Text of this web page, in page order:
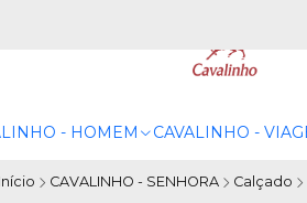
- HOMEM CAVALINHO -
Início CAVALINHO - SENHORA Calçado